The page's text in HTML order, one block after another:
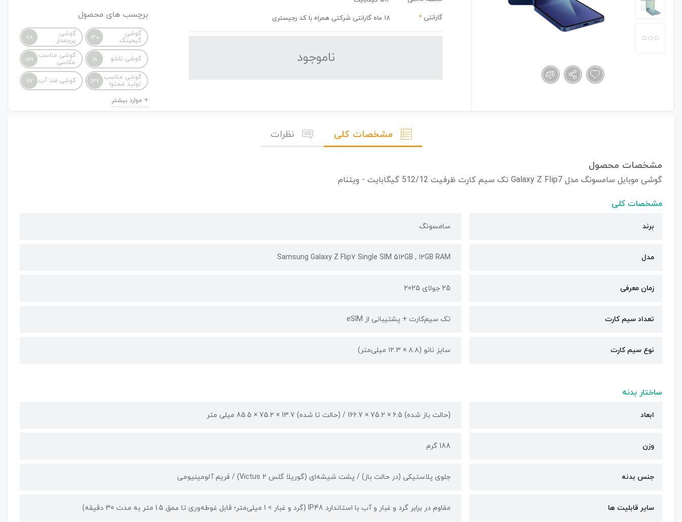
گارانتی * 18 ماه گارانتی شرکتی همراه با کد رجیستری
نا‌موجود
برچسب های محصول
گوشی
گیمینگ
140
گوشی
پرچمدار
78
گوشی تاشو 18
گوشی مناسب
عکاسی
159
گوشی مناسب
تولید محتوا
137 گوشی ضد آب 117
مشخصات کلی نظرات
مشخصات محصول
گوشی موبایل سامسونگ مدل Galaxy Z Flip7 تک سیم کارت ظرفیت 512/12 گیگابایت - ویتنام
مشخصات کلی
برند سامسونگ
مدل Samsung Galaxy Z Flip7 Single SIM 512GB , 12GB RAM
زمان معرفی 25 جولای 2025
تعداد سیم کارت تک سیم‌کارت + پشتیبانی از eSIM
نوع سیم کارت سایز نانو (۸.۸ × ۱۲.۳ میلی‌متر)
ساختار بدنه
ابعاد (حالت باز شده) 6.5 × 75.2 × 166.7 / (حالت تا شده) 13.7 × 75.2 × 85.5 میلی متر
وزن 188 گرم
جنس بدنه جلوی پلاستیکی (در حالت باز) / پشت شیشه‌ای (گوریلا گلس Victus 2) / فریم آلومینیومی
سایر قابلیت ها مقاوم در برابر گرد و غبار و آب با استاندارد IP48 (گرد و غبار > 1 میلی‌متر؛ قابل غوطه‌وری تا عمق 1.5 متر به مدت 30 دقیقه)